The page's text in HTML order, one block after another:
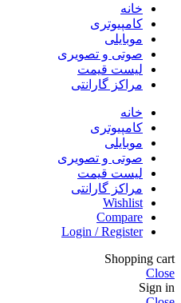
خانه
کامپیوتری
موبایلی
صوتی و تصویری
لیست قیمت
مراکز گارانتی
خانه
کامپیوتری
موبایلی
صوتی و تصویری
لیست قیمت
مراکز گارانتی
Wishlist
Compare
Login / Register
Shopping cart
Close
Sign in